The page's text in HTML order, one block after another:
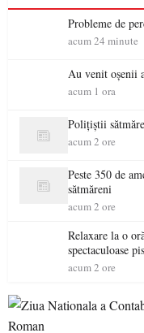
Probleme de
acum 24 minute
Au venit oșenii
acum 1 ora
acum 2 ore
Peste 350 de
sătmăreni
acum 2 ore
Relaxare la o
spectaculoase
ideale pentru o
acum 2 ore